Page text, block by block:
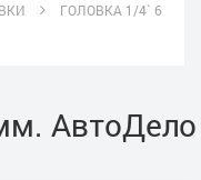
ГОЛОВКА 1/4` 6
АвтоДело